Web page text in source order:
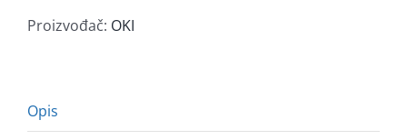
Proizvođač: OKI
Opis